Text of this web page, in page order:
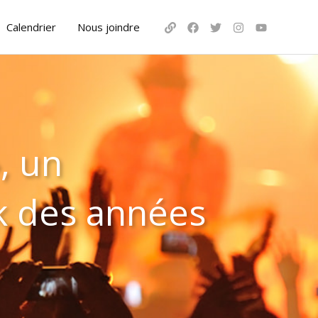
Calendrier Nous joindre
un
des années